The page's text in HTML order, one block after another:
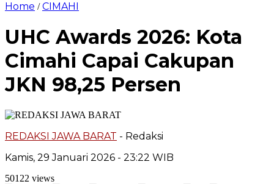
Home /CIMAHI
UHC Awards 2026: Kota
Cimahi Capai Cakupan
JKN 98,25 Persen
REDAKSI JAWA BARAT - Redaksi
Kamis, 29 Januari 2026 - 23:22 WIB
50122 views